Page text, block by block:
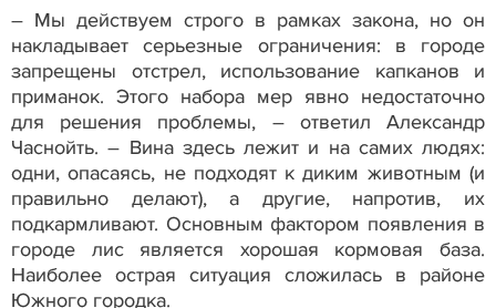
– Мы действуем строго в рамках закона, но он
накладывает серьезные ограничения: в городе
запрещены отстрел, использование капканов и
приманок. Этого набора мер явно недостаточно
для решения проблемы, – ответил Александр
Часнойть. – Вина здесь лежит и на самих людях:
одни, опасаясь, не подходят к диким животным (и
правильно делают), а другие, напротив, их
подкармливают. Основным фактором появления в
городе лис является хорошая кормовая база.
Наиболее острая ситуация сложилась в районе
Южного городка.